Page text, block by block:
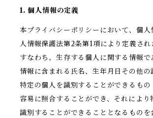
1. 個人情報の定義
本プライバシーポリシーにおいて、個人
人情報保護法第2条第1項により定義され
すなわち、生存する個人に関する情報で
情報に含まれる氏名、生年月日その他の
特定の個人を識別することができるもの
容易に照合することができ、それにより
識別することができることとなるものを